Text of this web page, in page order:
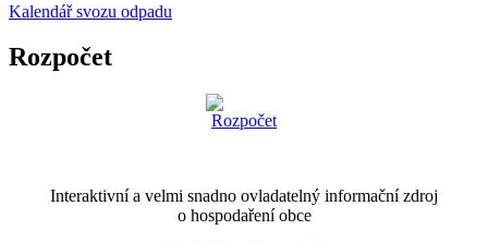
Kalendář svozu odpadu
Rozpočet
Interaktivní a velmi snadno ovladatelný informační zdroj
o hospodaření obce